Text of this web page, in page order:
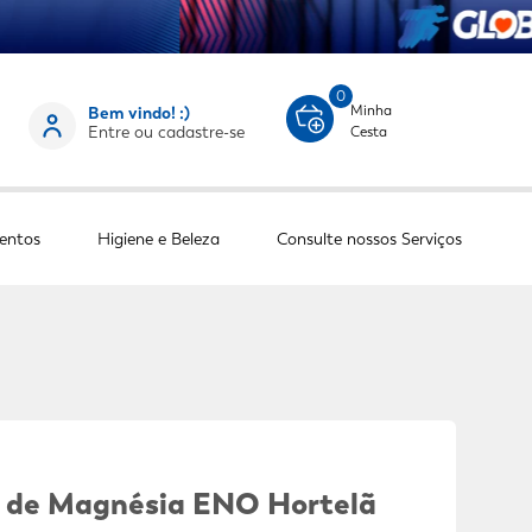
Bem vindo! :)
Entre ou cadastre-se
0
Minha
Cesta
Higiene e Beleza Consulte nossos Serviços
Magnésia ENO Hortelã